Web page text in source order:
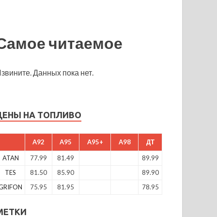
читаемое
Данных пока нет.
НА ТОПЛИВО
A92 A95 A95+ A98 ДТ
ATAN 77.99 81.49
89.99
TES
81.50 85.90
89.90
75.95 81.95 78.95